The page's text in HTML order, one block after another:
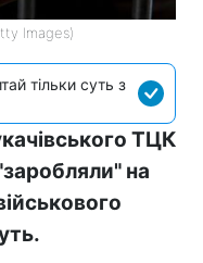
Images)
тільки суть з
ТЦК
на